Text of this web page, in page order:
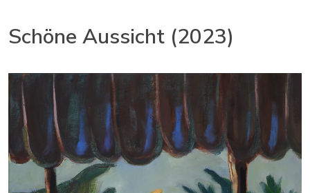
Schöne Aussicht (2023)